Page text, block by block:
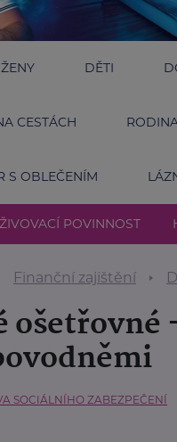
DĚTI
CESTÁCH
S OBLEČENÍM
POVINNOST
Finanční zajištění
SOCIÁLNÍHO ZABEZPEČENÍ